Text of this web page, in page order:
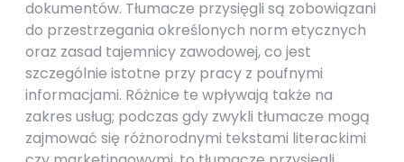
dokumentów. Tłumacze przysięgli są zobowiązani
do przestrzegania określonych norm etycznych
oraz zasad tajemnicy zawodowej, co jest
szczególnie istotne przy pracy z poufnymi
informacjami. Różnice te wpływają także na
zakres usług; podczas gdy zwykli tłumacze mogą
zajmować się różnorodnymi tekstami literackimi